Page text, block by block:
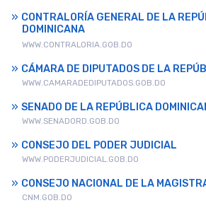
CONTRALORÍA GENERAL DE LA
DOMINICANA
WWW.CONTRALORIA.GOB.DO
CÁMARA DE DIPUTADOS DE LA
WWW.CAMARADEDIPUTADOS.GOB.DO
SENADO DE LA REPÚBLICA
WWW.SENADORD.GOB.DO
CONSEJO DEL PODER JUDICIAL
WWW.PODERJUDICIAL.GOB.DO
CONSEJO NACIONAL DE LA
CNM.GOB.DO